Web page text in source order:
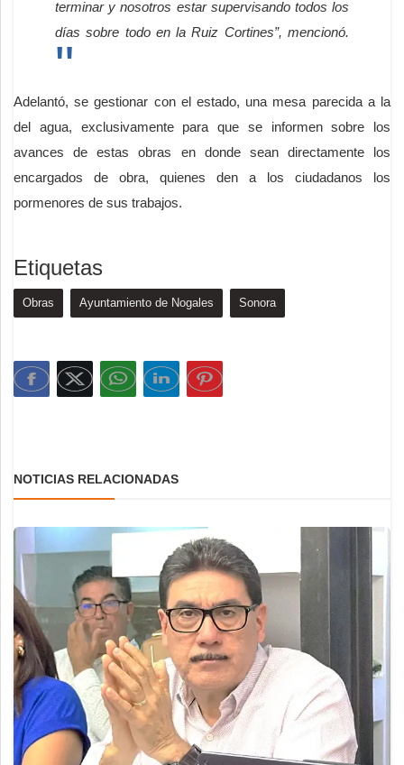
terminar y nosotros estar supervisando todos los
días sobre todo en la Ruiz Cortines”, mencionó.
Adelantó, se gestionar con el estado, una mesa parecida a la
del agua, exclusivamente para que se informen sobre los
avances de estas obras en donde sean directamente los
encargados de obra, quienes den a los ciudadanos los
pormenores de sus trabajos.
Etiquetas
Obras Ayuntamiento de Nogales Sonora
NOTICIAS RELACIONADAS